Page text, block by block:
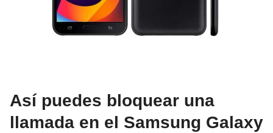
Así puedes bloquear una
llamada en el Samsung Galaxy